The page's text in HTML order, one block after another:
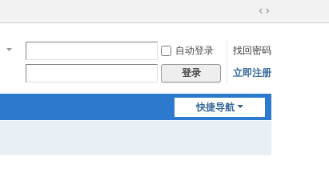
切
到
宽
自动登录
找回密码
登录 立即注册
快捷导航